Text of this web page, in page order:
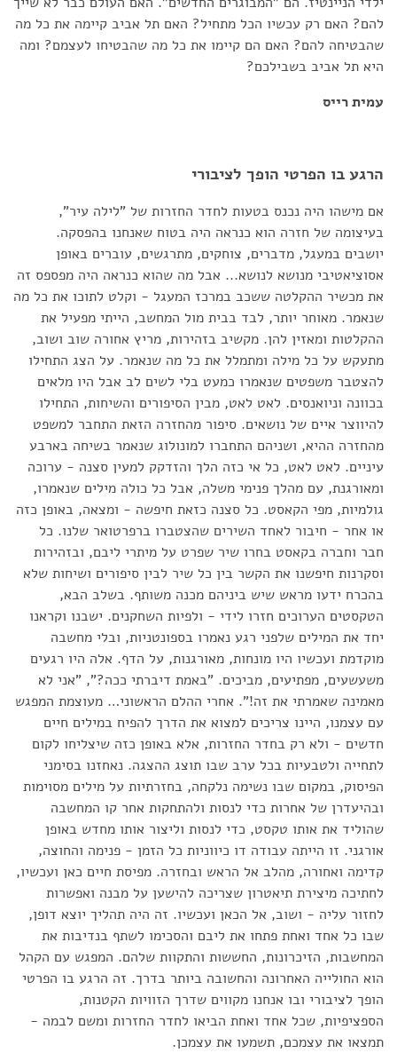
להם? האם רק עכשיו הכל מתחיל? האם תל אביב קיימה את כל מה
שהבטיחה להם? האם הם קיימו את כל מה שהבטיחו לעצמם? ומה
היא תל אביב בשבילכם?
עמית רייס
הרגע בו הפרטי הופך לציבורי
אם מישהו היה נכנס בטעות לחדר החזרות של "לילה עיר",
בעיצומה של חזרה הוא כנראה היה בטוח שאנחנו בהפסקה.
יושבים במעגל, מדברים, צוחקים, מתרגשים, עוברים באופן
אסוציאטיבי מנושא לנושא... אבל מה שהוא כנראה היה מפספס זה
את מכשיר ההקלטה ששכב במרכז המעגל - וקלט לתוכו את כל מה
שנאמר. מאוחר יותר, לבד בבית מול המחשב, הייתי מפעיל את
ההקלטות ומאזין להן. מקשיב בזהירות, מריץ אחורה שוב ושוב,
מתעקש על כל מילה ומתמלל את כל מה שנאמר. על הצג התחילו
להצטבר משפטים שנאמרו כמעט בלי לשים לב אבל היו מלאים
בכוונה וניואנסים. לאט לאט, מבין הסיפורים והשיחות, התחילו
להיווצר איים של נושאים. סיפור מהחזרה הזאת התחבר למשפט
מהחזרה ההיא, ושניהם התחברו למונולוג שנאמר בשיחה בארבע
עיניים. לאט לאט, כל אי כזה הלך והזדקק למעין סצנה - ערוכה
ומאורגנת, עם מהלך פנימי משלה, אבל כל כולה מילים שנאמרו,
גולמיות, מפי הקאסט. כל סצנה כזאת חיפשה - ומצאה, באופן כזה
או אחר - חיבור לאחד השירים שהצטברו ברפרטואר שלנו. כל
חבר וחברה בקאסט בחרו שיר שפרט על מיתרי ליבם, ובזהירות
וסקרנות חיפשנו את הקשר בין כל שיר לבין סיפורים ושיחות שלא
בהכרח ידעו מראש שיש ביניהם מכנה משותף. בשלב הבא,
הטקסטים הערוכים חזרו לידי - ולפיות השחקנים. ישבנו וקראנו
יחד את המילים שלפני רגע נאמרו בספונטניות, ובלי מחשבה
מוקדמת ועכשיו היו מונחות, מאורגנות, על הדף. אלה היו רגעים
משעשעים, מפתיעים, מביכים. "באמת דיברתי ככה?", "אני לא
מאמינה שאמרתי את זה!". אחרי ההלם הראשוני… מעוצמת המפגש
עם עצמנו, היינו צריכים למצוא את הדרך להפיח במילים חיים
חדשים - ולא רק בחדר החזרות, אלא באופן כזה שיצליחו לקום
לתחייה ולטבעיות בכל ערב שבו תוצג ההצגה. נאחזנו בסימני
הפיסוק, במקום שבו נשימה נלקחה, בחזרתיות על מילים מסוימות
ובהיעדרן של אחרות כדי לנסות ולהתחקות אחר קו המחשבה
שהוליד את אותו טקסט, כדי לנסות וליצור אותו מחדש באופן
אורגני. זו הייתה עבודה דו כיווניות כל הזמן - פנימה והחוצה,
קדימה ואחורה, מהלב אל הראש ובחזרה. מפיסת חיים כאן ועכשיו,
לחתיכה מיצירת תיאטרון שצריכה להישען על מבנה ואפשרות
לחזור עליה - ושוב, אל הכאן ועכשיו. זה היה תהליך יוצא דופן,
שבו כל אחד ואחת פתחו את ליבם והסכימו לשתף בנדיבות את
המחשבות, הזיכרונות, החששות והתקוות שלהם. המפגש עם הקהל
הוא החולייה האחרונה והחשובה ביותר בדרך. זה הרגע בו הפרטי
הופך לציבורי ובו אנחנו מקווים שדרך הזוויות הקטנות,
הספציפיות, שכל אחד ואחת הביאו לחדר החזרות ומשם לבמה -
תמצאו את עצמכם, תשמעו את עצמכן.